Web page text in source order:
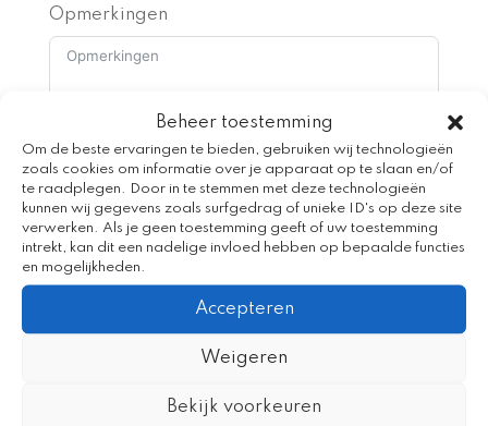
Beheer toestemming
Om de beste ervaringen te bieden, gebruiken wij technologieën
zoals cookies om informatie over je apparaat op te slaan en/of
te raadplegen. Door in te stemmen met deze technologieën
kunnen wij gegevens zoals surfgedrag of unieke ID's op deze site
verwerken. Als je geen toestemming geeft of uw toestemming
intrekt, kan dit een nadelige invloed hebben op bepaalde functies
en mogelijkheden.
Accepteren
Weigeren
Bekijk voorkeuren
Opmerkingen
Demo aanvragen